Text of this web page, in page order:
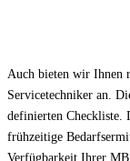
Auch bieten wir Ihnen
Servicetechniker an.
definierten Checkliste.
frühzeitige
Verfügbarkeit Ihrer MB